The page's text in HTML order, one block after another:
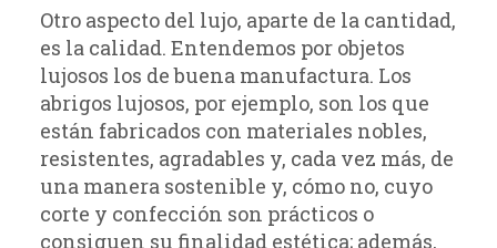
Otro aspecto del lujo, aparte de la cantidad,
es la calidad. Entendemos por objetos
lujosos los de buena manufactura. Los
abrigos lujosos, por ejemplo, son los que
están fabricados con materiales nobles,
resistentes, agradables y, cada vez más, de
una manera sostenible y, cómo no, cuyo
corte y confección son prácticos o
consiguen su finalidad estética; además,